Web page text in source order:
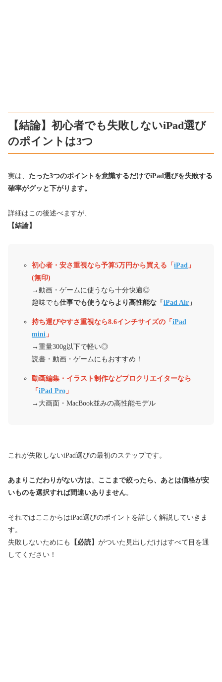
【結論】初心者でも失敗しないiPad選び
のポイントは3つ
実は、 たった3つのポイントを意識するだけでiPad選びを失敗する
確率がグッと下がります。
詳細はこの後述べますが、
【結論】
初心者・安さ重視なら予算5万円から買える「 iPad 」
(無印)
→動画・ゲームに使うなら十分快適◎
趣味でも仕事でも使うならより高性能な「 iPad Air 」
持ち運びやすさ重視なら8.6インチサイズの「 iPad
mini 」
→重量300g以下で軽い◎
読書・動画・ゲームにもおすすめ！
動画編集・イラスト制作などプロクリエイターなら
「 iPad Pro 」
→大画面・MacBook並みの高性能モデル
これが失敗しないiPad選びの最初のステップです。
あまりこだわりがない方は、ここまで絞ったら、あとは価格が安
いものを選択すれば間違いありません。
それではここからはiPad選びのポイントを詳しく解説していきま
す。
失敗しないためにも
【必読】 がついた見出しだけはすべて目を通
してください！